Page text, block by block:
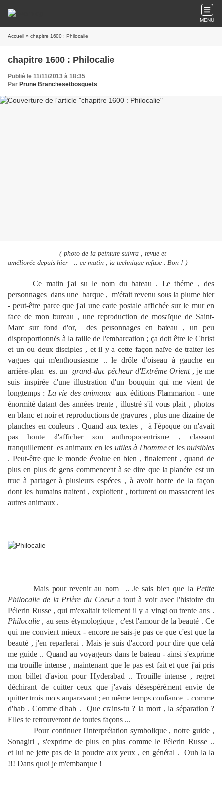
MENU
Accueil » chapitre 1600 : Philocalie
chapitre 1600 : Philocalie
Publié le 11/11/2013 à 18:35
Par Prune Branchesetbosquets
( photo de la peinture suivra , revue et
améliorée depuis hier .. ce matin , la technique refuse . Bon ! )
Ce matin j'ai su le nom du bateau . Le théme , des
personnages dans une barque , m'était revenu sous la plume hier
- peut-être parce que j'ai une carte postale affichée sur le mur en
face de mon bureau , une reproduction de mosaïque de Saint-
Marc sur fond d'or, des personnages en bateau , un peu
disproportionnés à la taille de l'embarcation ; ça doit être le Christ
et un ou deux disciples , et il y a cette façon naïve de traiter les
vagues qui m'enthousiasme .. le drôle d'oiseau à gauche en
arrière-plan est un grand-duc pêcheur d'Extrême Orient, je me
suis inspirée d'une illustration d'un bouquin qui me vient de
longtemps : La vie des animaux
aux éditions Flammarion - une
énormité datant des années trente , illustré s'il vous plait , photos
en blanc et noir et reproductions de gravures , plus une dizaine de
planches en couleurs . Quand aux textes , à l'époque on n'avait
pas honte d'afficher son anthropocentrisme , classant
tranquillement les animaux en les utiles à l'hommeet les nuisibles
. Peut-être que le monde évolue en bien , finalement , quand de
plus en plus de gens commencent à se dire que la planéte est un
truc à partager à plusieurs espéces , à avoir honte de la façon
dont les humains traitent , exploitent , torturent ou massacrent les
autres animaux .
Mais pour revenir au nom .. Je sais bien que la Petite
Philocalie de la Prière du Coeura tout à voir avec l'histoire du
Pélerin Russe , qui m'exaltait tellement il y a vingt ou trente ans .
Philocalie , au sens étymologique , c'est l'amour de la beauté . Ce
qui me convient mieux - encore ne sais-je pas ce que c'est que la
beauté , j'en reparlerai . Mais je suis d'accord pour dire que celà
me guide .. Quand au voyageurs dans le bateau - ainsi s'exprime
ma trouille intense , maintenant que le pas est fait et que j'ai pris
mon billet d'avion pour Hyderabad .. Trouille intense , regret
déchirant de quitter ceux que j'avais désespérément envie de
quitter trois mois auparavant ; en même temps confiance - comme
d'hab . Comme d'hab . Que crains-tu ? la mort , la séparation ?
Elles te retrouveront de toutes façons ...
Pour continuer l'interprétation symbolique , notre guide ,
Sonagiri , s'exprime de plus en plus comme le Pélerin Russe ..
et lui ne jette pas de la poudre aux yeux , en général . Ouh la la
!!! Dans quoi je m'embarque !